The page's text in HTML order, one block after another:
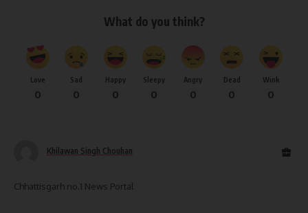
What do you think?
Love
0
Sad
0
Happy
0
Sleepy
0
Angry
0
Dead
0
Wink
0
Khilawan Singh Chouhan
Chhattisgarh no.1 News Portal